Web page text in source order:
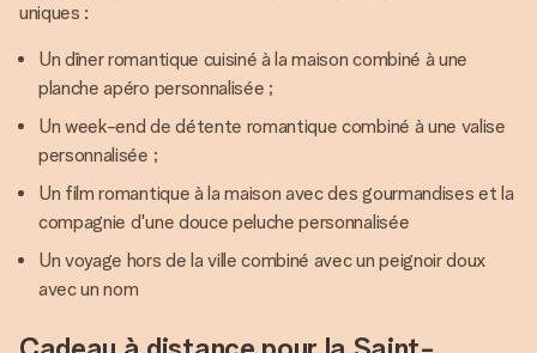
uniques :
Un dîner romantique cuisiné à la maison combiné à une
planche apéro personnalisée ;
Un week-end de détente romantique combiné à une valise
personnalisée ;
Un film romantique à la maison avec des gourmandises et la
compagnie d'une douce peluche personnalisée
Un voyage hors de la ville combiné avec un peignoir doux
avec un nom